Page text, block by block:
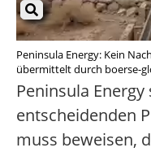
Peninsula Energy: Kein
übermittelt durch boerse-
Peninsula
entscheidenden
muss beweisen,